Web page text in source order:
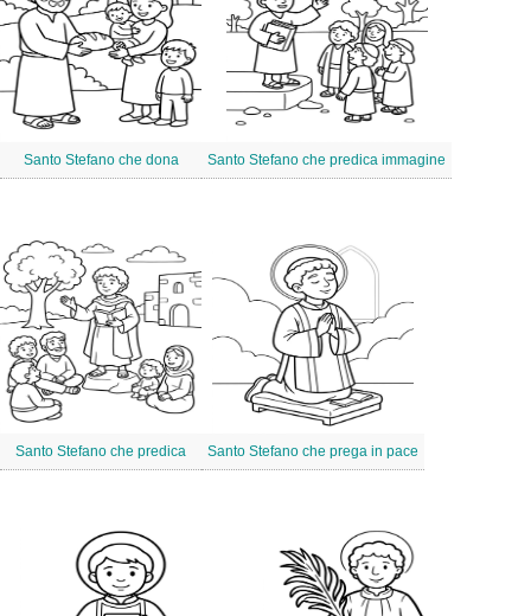
Santo Stefano che dona Santo Stefano che predica immagine
Santo Stefano che predica Santo Stefano che prega in pace